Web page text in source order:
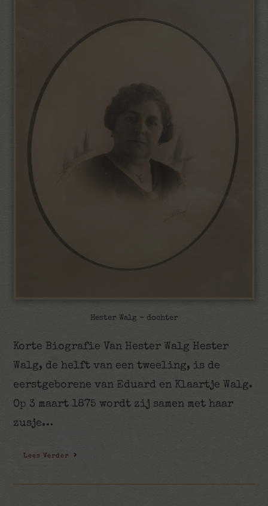
Hester Walg - dochter
Korte Biografie Van Hester Walg Hester
Walg, de helft van een tweeling, is de
eerstgeborene van Eduard en Klaartje Walg.
Op 3 maart 1875 wordt zij samen met haar
zusje…
Lees Verder